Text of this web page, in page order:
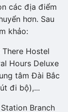
các địa điểm
hơn. Sau
khảo:
Hostel
Hours Deluxe
tâm Đài Bắc
đi bộ),...
Branch